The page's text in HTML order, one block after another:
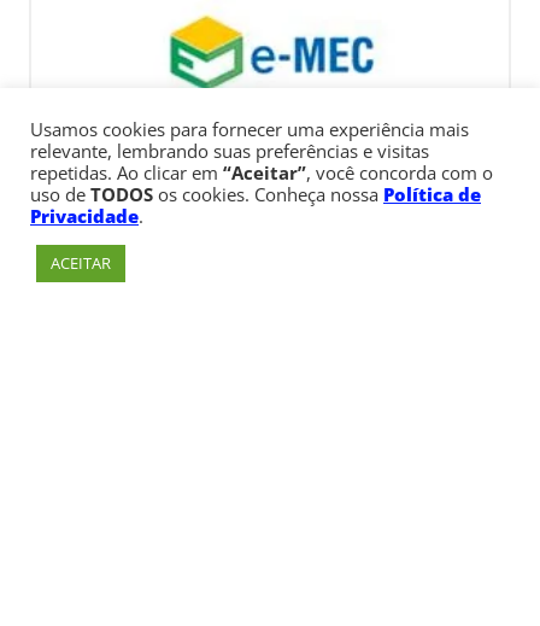
Usamos cookies para fornecer uma experiência mais
relevante, lembrando suas preferências e visitas
repetidas. Ao clicar em “Aceitar”, você concorda com o
uso de TODOS os cookies. Conheça nossa Política de
Privacidade.
ACEITAR